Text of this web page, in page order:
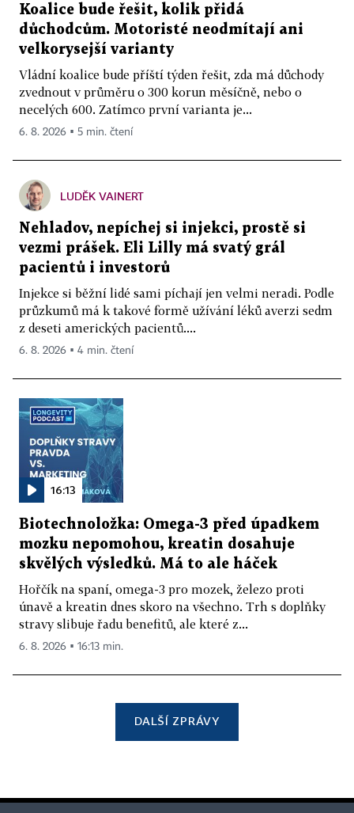
Koalice bude řešit, kolik přidá
důchodcům. Motoristé neodmítají ani
velkorysejší varianty
Vládní koalice bude příští týden řešit, zda má důchody
zvednout v průměru o 300 korun měsíčně, nebo o
necelých 600. Zatímco první varianta je...
6. 8. 2026 ▪ 5 min. čtení
LUDĚK VAINERT
Nehladov, nepíchej si injekci, prostě si
vezmi prášek. Eli Lilly má svatý grál
pacientů i investorů
Injekce si běžní lidé sami píchají jen velmi neradi. Podle
průzkumů má k takové formě užívání léků averzi sedm
z deseti amerických pacientů....
6. 8. 2026 ▪ 4 min. čtení
16:13
Biotechnoložka: Omega-3 před úpadkem
mozku nepomohou, kreatin dosahuje
skvělých výsledků. Má to ale háček
Hořčík na spaní, omega-3 pro mozek, železo proti
únavě a kreatin dnes skoro na všechno. Trh s doplňky
stravy slibuje řadu benefitů, ale které z...
6. 8. 2026 ▪ 16:13 min.
DALŠÍ ZPRÁVY